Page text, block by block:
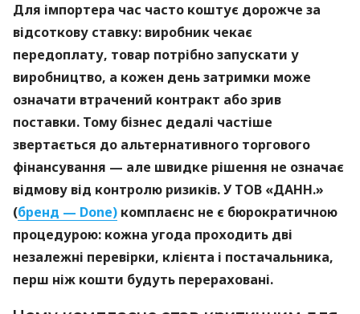
Для імпортера час часто коштує дорожче за
відсоткову ставку: виробник чекає
передоплату, товар потрібно запускати у
виробництво, а кожен день затримки може
означати втрачений контракт або зрив
поставки. Тому бізнес дедалі частіше
звертається до альтернативного торгового
фінансування — але швидке рішення не означає
відмову від контролю ризиків. У ТОВ «ДАНН.»
(бренд — Done) комплаєнс не є бюрократичною
процедурою: кожна угода проходить дві
незалежні перевірки, клієнта і постачальника,
перш ніж кошти будуть перераховані.